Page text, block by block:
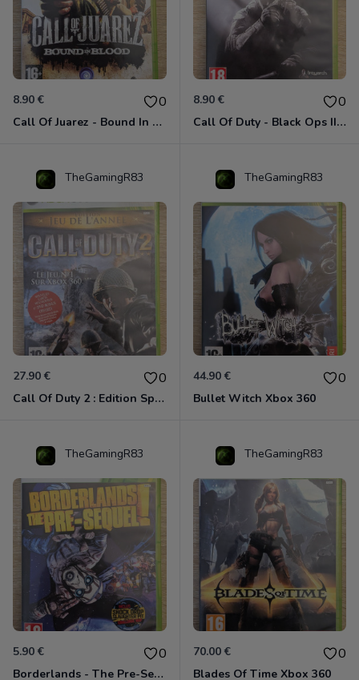
8.90 € 0
Call Of Juarez - Bound In Blood Xbox 360
8.90 € 0
Call Of Duty - Black Ops II Xbox 360
TheGamingR83
27.90 € 0
Call Of Duty 2 : Edition Spéciale Xbox 360 GOTY
TheGamingR83
44.90 € 0
Bullet Witch Xbox 360
TheGamingR83
5.90 € 0
Borderlands - The Pre-Sequel ! Xbox 360
TheGamingR83
70.00 € 0
Blades Of Time Xbox 360